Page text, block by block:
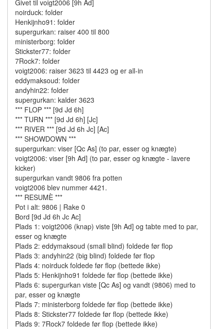
Givet til voigt2006 [9h Ad]
noirduck: folder
Henkijnho91: folder
supergurkan: raiser 400 til 800
ministerborg: folder
Stickster77: folder
7Rock7: folder
voigt2006: raiser 3623 til 4423 og er all-in
eddymaksoud: folder
andyhin22: folder
supergurkan: kalder 3623
*** FLOP *** [9d Jd 6h]
*** TURN *** [9d Jd 6h] [Jc]
*** RIVER *** [9d Jd 6h Jc] [Ac]
*** SHOWDOWN ***
supergurkan: viser [Qc As] (to par, esser og knægte)
voigt2006: viser [9h Ad] (to par, esser og knægte - lavere
kicker)
supergurkan vandt 9806 fra potten
voigt2006 blev nummer 4421.
*** RESUMÈ ***
Pot i alt: 9806 | Rake 0
Bord [9d Jd 6h Jc Ac]
Plads 1: voigt2006 (knap) viste [9h Ad] og tabte med to par,
esser og knægte
Plads 2: eddymaksoud (small blind) foldede før flop
Plads 3: andyhin22 (big blind) foldede før flop
Plads 4: noirduck foldede før flop (bettede ikke)
Plads 5: Henkijnho91 foldede før flop (bettede ikke)
Plads 6: supergurkan viste [Qc As] og vandt (9806) med to
par, esser og knægte
Plads 7: ministerborg foldede før flop (bettede ikke)
Plads 8: Stickster77 foldede før flop (bettede ikke)
Plads 9: 7Rock7 foldede før flop (bettede ikke)